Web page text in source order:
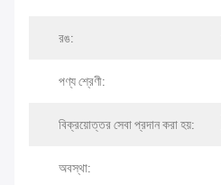
রঙ:
পণ্য শ্রেণী:
বিক্রয়োত্তর সেবা প্রদান করা হয়:
অবস্থা: